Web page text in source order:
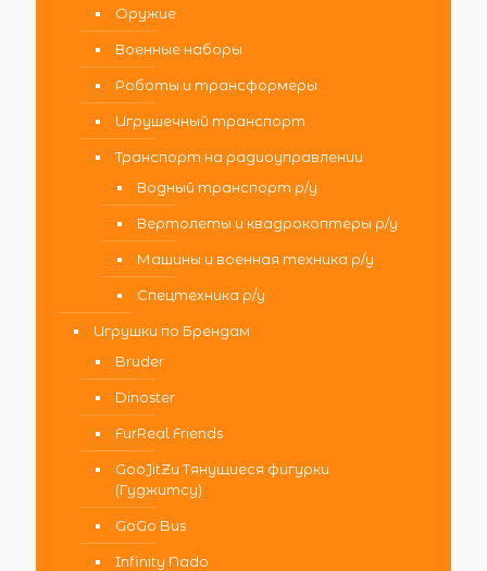
Оружие
Военные наборы
Роботы и трансформеры
Игрушечный транспорт
Транспорт на радиоуправлении
Водный транспорт р/у
Вертолеты и квадрокоптеры р/у
Машины и военная техника р/у
Спецтехника р/у
Игрушки по Брендам
Bruder
Dinoster
FurReal Friends
GooJitZu Тянущиеся фигурки
(Гуджитсу)
GoGo Bus
Infinity Nado